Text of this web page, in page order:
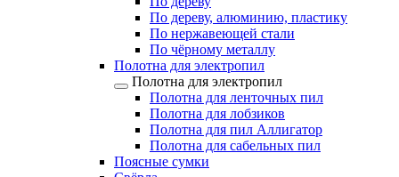
По дереву, алюминию, пластику
По нержавеющей стали
По чёрному металлу
Полотна для электропил
Полотна для электропил
Полотна для ленточных пил
Полотна для лобзиков
Полотна для пил Аллигатор
Полотна для сабельных пил
Поясные сумки